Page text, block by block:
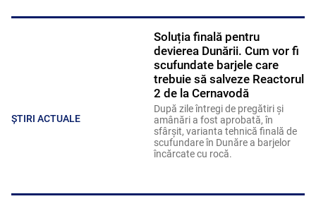
ȘTIRI ACTUALE
Soluția finală pentru
devierea Dunării. Cum vor fi
scufundate barjele care
trebuie să salveze Reactorul
2 de la Cernavodă
După zile întregi de pregătiri și
amânări a fost aprobată, în
sfârșit, varianta tehnică finală de
scufundare în Dunăre a barjelor
încărcate cu rocă.